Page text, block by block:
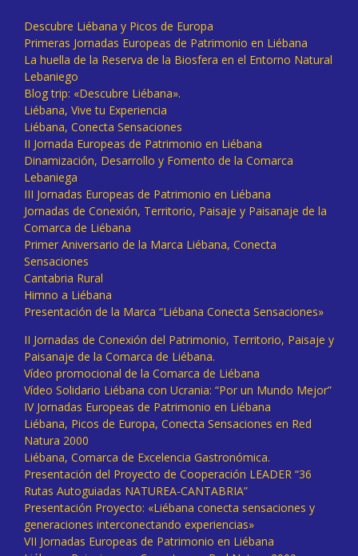
Descubre Liébana y Picos de Europa
Primeras Jornadas Europeas de Patrimonio en Liébana
La huella de la Reserva de la Biosfera en el Entorno Natural
Lebaniego
Blog trip: «Descubre Liébana».
Liébana, Vive tu Experiencia
Liébana, Conecta Sensaciones
II Jornada Europeas de Patrimonio en Liébana
Dinamización, Desarrollo y Fomento de la Comarca
Lebaniega
III Jornadas Europeas de Patrimonio en Liébana
Jornadas de Conexión, Territorio, Paisaje y Paisanaje de la
Comarca de Liébana
Primer Aniversario de la Marca Liébana, Conecta
Sensaciones
Cantabria Rural
Himno a Liébana
Presentación de la Marca “Liébana Conecta Sensaciones»
II Jornadas de Conexión del Patrimonio, Territorio, Paisaje y
Paisanaje de la Comarca de Liébana.
Vídeo promocional de la Comarca de Liébana
Vídeo Solidario Liébana con Ucrania: “Por un Mundo Mejor”
IV Jornadas Europeas de Patrimonio en Liébana
Liébana, Picos de Europa, Conecta Sensaciones en Red
Natura 2000
Liébana, Comarca de Excelencia Gastronómica.
Presentación del Proyecto de Cooperación LEADER “36
Rutas Autoguiadas NATUREA-CANTABRIA”
Presentación Proyecto: «Liébana conecta sensaciones y
generaciones interconectando experiencias»
VII Jornadas Europeas de Patrimonio en Liébana